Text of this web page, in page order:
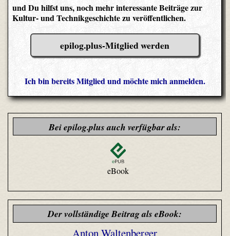
und Du hilfst uns, noch mehr interessante Beiträge zur
Kultur- und Technikgeschichte zu veröffentlichen.
epilog.plus-Mitglied werden
Ich bin bereits Mitglied und möchte mich anmelden.
Bei epilog.plus auch verfügbar als:
eBook
Der vollständige Beitrag als eBook:
Anton Waltenberger